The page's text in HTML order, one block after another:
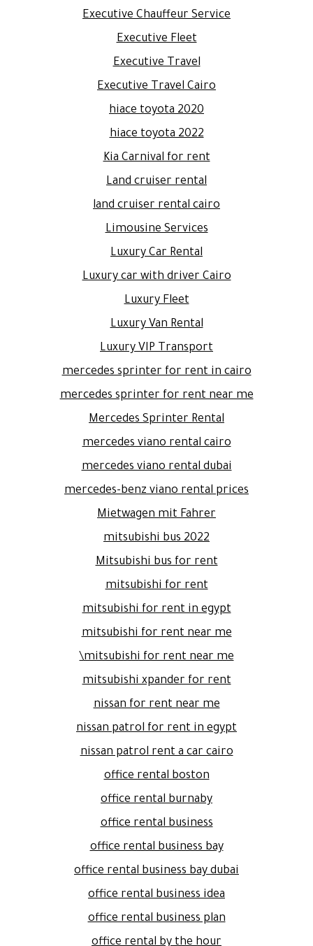
Executive Chauffeur Service
Executive Fleet
Executive Travel
Executive Travel Cairo
hiace toyota 2020
hiace toyota 2022
Kia Carnival for rent
Land cruiser rental
land cruiser rental cairo
Limousine Services
Luxury Car Rental
Luxury car with driver Cairo
Luxury Fleet
Luxury Van Rental
Luxury VIP Transport
mercedes sprinter for rent in cairo
mercedes sprinter for rent near me
Mercedes Sprinter Rental
mercedes viano rental cairo
mercedes viano rental dubai
mercedes-benz viano rental prices
Mietwagen mit Fahrer
mitsubishi bus 2022
Mitsubishi bus for rent
mitsubishi for rent
mitsubishi for rent in egypt
mitsubishi for rent near me
mitsubishi for rent near me\
mitsubishi xpander for rent
nissan for rent near me
nissan patrol for rent in egypt
nissan patrol rent a car cairo
office rental boston
office rental burnaby
office rental business
office rental business bay
office rental business bay dubai
office rental business idea
office rental business plan
office rental by the hour